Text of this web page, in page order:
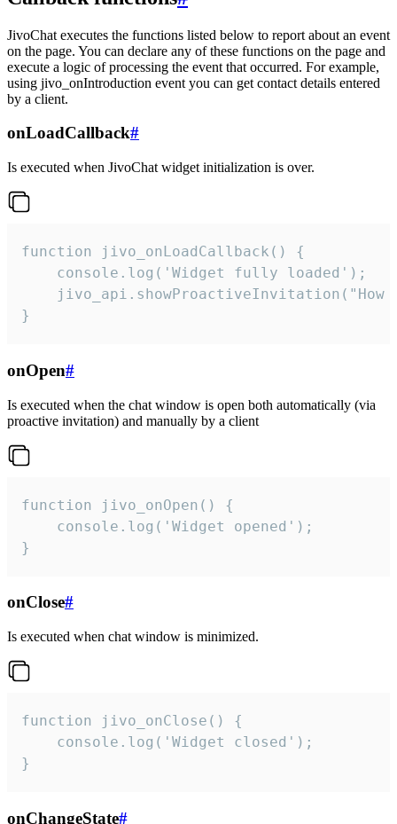
JivoChat executes the functions listed below to report about an event
on the page. You can declare any of these functions on the page and
execute a logic of processing the event that occurred. For example,
using jivo_onIntroduction event you can get contact details entered
by a client.
onLoadCallback#
Is executed when JivoChat widget initialization is over.
function jivo_onLoadCallback() {
    console.log('Widget fully loaded');
jivo_api.showProactiveInvitation("How
}
onOpen#
Is executed when the chat window is open both automatically (via
proactive invitation) and manually by a client
function jivo_onOpen() {
    console.log('Widget opened');
}
onClose#
Is executed when chat window is minimized.
function jivo_onClose() {
    console.log('Widget closed');
}
onChangeState#